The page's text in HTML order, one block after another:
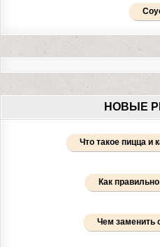
НОВЫЕ
Что такое пицца и
Как
Чем заменить